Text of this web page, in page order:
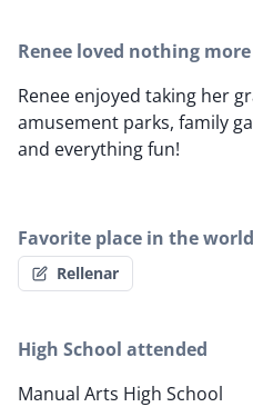
Renee loved nothing
Renee enjoyed taking her
amusement parks, family
and everything fun!
Favorite place in the world
Rellenar
High School attended
Manual Arts High School